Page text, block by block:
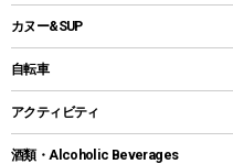
ペグ
グランドシート
ガイドロープ
ツール
鉄板、アミ
焚き火台&ストーブ
火起こし
シェラカップ
クッキングツール
ナイフ
プラスチックボトル
ディズニーボトル
ウォータージャグ
保冷剤
バックパック&バッグ
リュック、バックパック
トートバッグ、サコッシュ
ショッピングキャリー
カヌー&SUP
インフレータブル
カヤック
自転車
折りたたみ自転車
スポーツサイクル
アクティビティ
マリン
酒類・Alcoholic Beverages